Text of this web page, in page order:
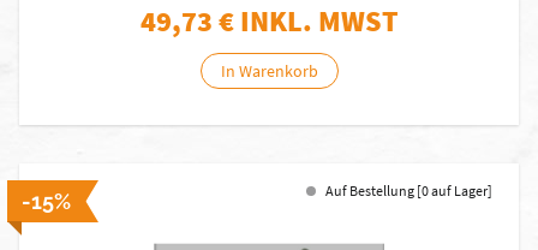
49,73€ INKL. MWST
In Warenkorb
-15% Auf Bestellung [0 auf Lager]